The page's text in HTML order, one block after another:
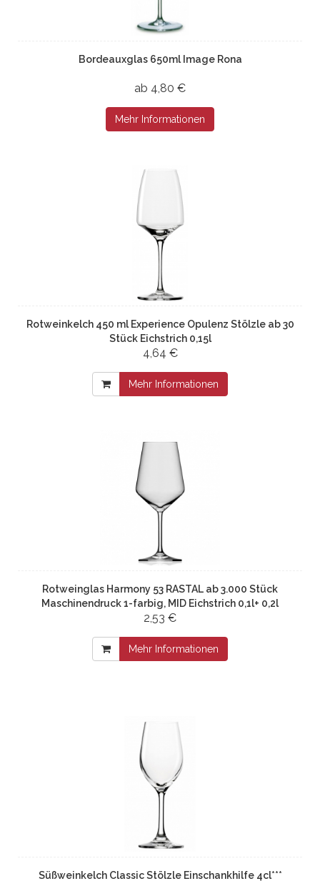
Bordeauxglas 650ml Image Rona
ab 4,80 €
Mehr Informationen
Rotweinkelch 450 ml Experience Opulenz Stölzle ab 30
Stück Eichstrich 0,15l
4,64 €
Mehr Informationen
Rotweinglas Harmony 53 RASTAL ab 3.000 Stück
Maschinendruck 1-farbig, MID Eichstrich 0,1l+ 0,2l
2,53 €
Mehr Informationen
Süßweinkelch Classic Stölzle Einschankhilfe 4cl***